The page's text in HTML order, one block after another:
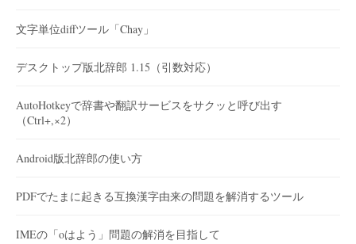
文字単位diffツール「Chay」
デスクトップ版北辞郎 1.15（引数対応）
AutoHotkeyで辞書や翻訳サービスをサクッと呼び出す
（Ctrl+,×2）
Android版北辞郎の使い方
PDFでたまに起きる互換漢字由来の問題を解消するツール
IMEの「oはよう」問題の解消を目指して